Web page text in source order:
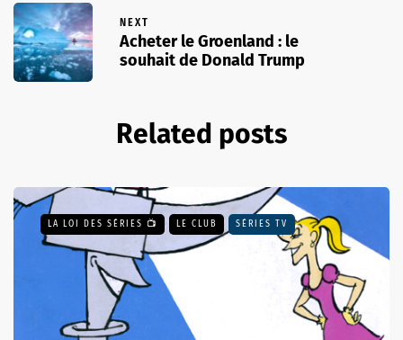
NEXT
Acheter le Groenland : le
souhait de Donald Trump
Related posts
LA LOI DES SÉRIES 📺 LE CLUB SÉRIES TV